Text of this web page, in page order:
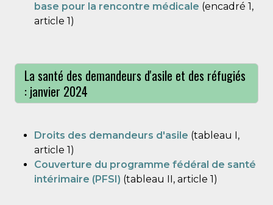
base pour la rencontre médicale (encadré 1,
article 1)
La santé des demandeurs d'asile et des réfugiés
: janvier 2024
Droits des demandeurs d'asile (tableau I,
article 1)
Couverture du programme fédéral de santé
intérimaire (PFSI) (tableau II, article 1)